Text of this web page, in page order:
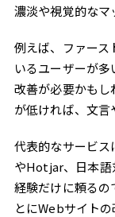
濃淡や視覚的なマ
例えば、ファース
いるユーザーが
改善が必要かもし
が低ければ、文言
代表的なサービ
やHotjar、日本語
経験だけに頼るの
とにWebサイト